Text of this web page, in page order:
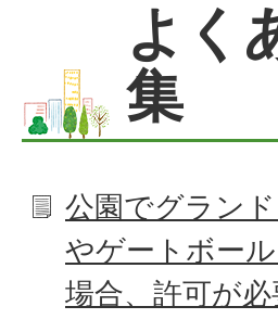
よく
集
公園でグラン
やゲートボー
場合、許可が